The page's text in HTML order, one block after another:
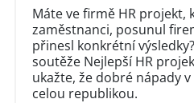
Máte ve firmě HR projekt,
zaměstnanci, posunul
přinesl konkrétní
soutěže Nejlepší HR
ukažte, že dobré nápady
celou republikou.